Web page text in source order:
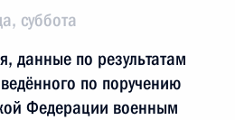
суббота
данные по результатам
по поручению
Федерации военным